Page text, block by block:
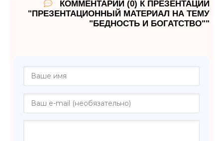
КОММЕНТАРИИ (0) К ПРЕЗЕНТАЦИИ
"ПРЕЗЕНТАЦИОННЫЙ МАТЕРИАЛ НА ТЕМУ
"БЕДНОСТЬ И БОГАТСТВО""